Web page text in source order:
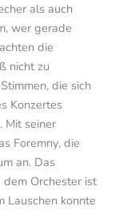
als auch
wer gerade
die
nicht zu
die sich
Konzertes
Mit seiner
Foremny, die
an. Das
Orchester ist
Lauschen konnte